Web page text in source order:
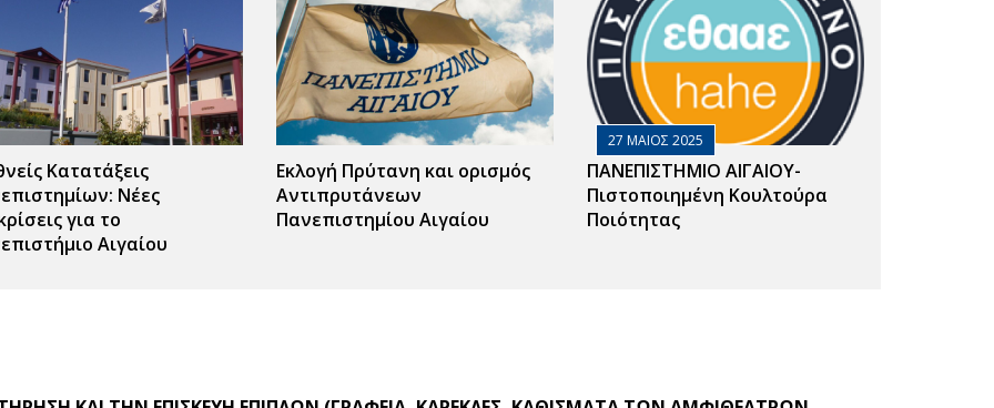
Κατατάξεις
Νέες
για το
Αιγαίου
Εκλογή Πρύτανη και ορισμός
Αντιπρυτάνεων
Πανεπιστημίου Αιγαίου
27 ΜΑΙΟΣ 2025
ΠΑΝΕΠΙΣΤΗΜΙΟ ΑΙΓΑΙΟΥ-
Πιστοποιημένη Κουλτούρα
Ποιότητας